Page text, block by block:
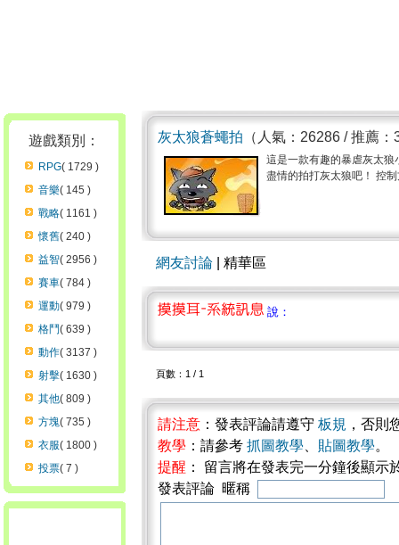
遊戲類別：
RPG( 1729 )
音樂( 145 )
戰略( 1161 )
懷舊( 240 )
益智( 2956 )
賽車( 784 )
運動( 979 )
格鬥( 639 )
動作( 3137 )
射擊( 1630 )
其他( 809 )
方塊( 735 )
衣服( 1800 )
投票( 7 )
灰太狼蒼蠅拍 （人氣：26286 / 推薦：
這是一款有趣的暴虐灰太
盡情的拍打灰太狼吧！ 控
網友討論 | 精華區
說：
頁數：1 / 1
請注意 ：發表評論請遵守 板規 ，否則
教學 ：請參考 抓圖教學 貼圖教學。
提醒 ： 留言將在發表完一分鐘後顯
發表評論 暱稱